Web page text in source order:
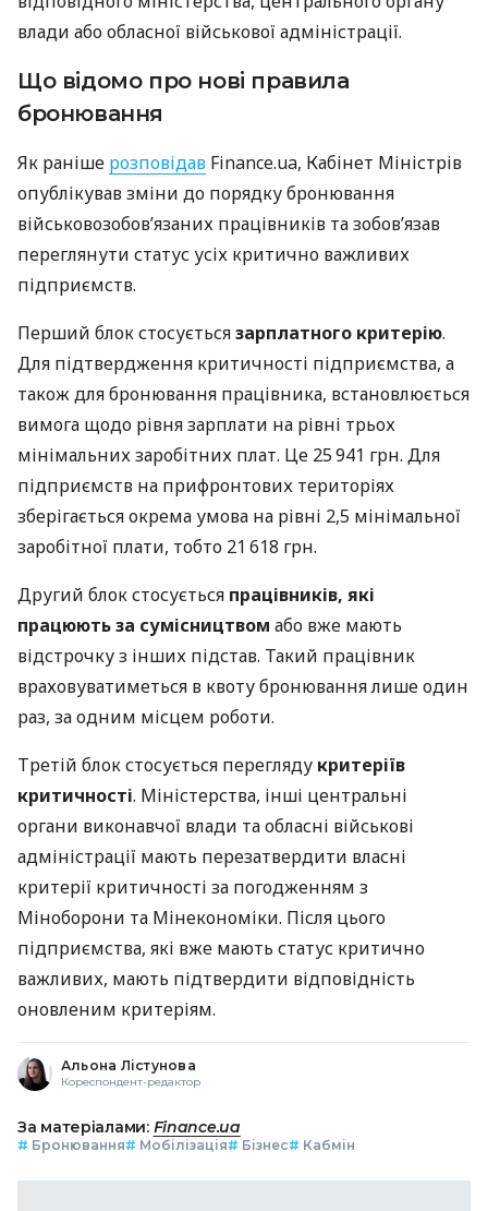
влади або обласної військової адміністрації.
Що відомо про нові правила
бронювання
Як раніше розповідав Finance.ua, Кабінет Міністрів
опублікував зміни до порядку бронювання
військовозобов’язаних працівників та зобов’язав
переглянути статус усіх критично важливих
підприємств.
Перший блок стосуєтьсязарплатного критерію.
Для підтвердження критичності підприємства, а
також для бронювання працівника, встановлюється
вимога щодо рівня зарплати на рівні трьох
мінімальних заробітних плат. Це 25 941 грн. Для
підприємств на прифронтових територіях
зберігається окрема умова на рівні 2,5 мінімальної
заробітної плати, тобто 21 618 грн.
Другий блок стосується працівників, які
працюють за сумісництвом або вже мають
відстрочку з інших підстав. Такий працівник
враховуватиметься в квоту бронювання лише один
раз, за одним місцем роботи.
Третій блок стосується перегляду критеріїв
критичності. Міністерства, інші центральні
органи виконавчої влади та обласні військові
адміністрації мають перезатвердити власні
критерії критичності за погодженням з
Міноборони та Мінекономіки. Після цього
підприємства, які вже мають статус критично
важливих, мають підтвердити відповідність
оновленим критеріям.
Альона Лістунова
Кореспондент-редактор
За матеріалами: Finance.ua
# Бронювання# Мобілізація# Бізнес# Кабмін